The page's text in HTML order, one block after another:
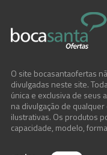
O site bocasantaofertas
divulgadas neste site.
única e exclusiva de seus
na divulgação de
ilustrativas. Os produtos
capacidade, modelo,